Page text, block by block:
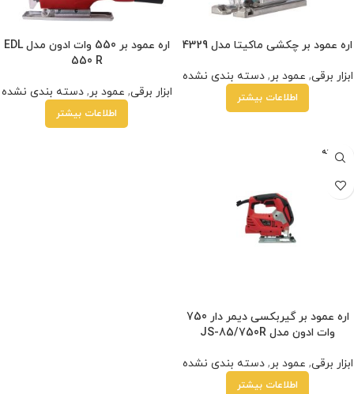
اره عمود بر چکشی ماکیتا مدل 4329
ابزار برقی, عمود بر,دسته بندی نشده
اطلاعات بیشتر
اره عمود بر 550 وات ادون مدل EDL
550 R
ابزار برقی, عمود بر,دسته بندی نشده
اطلاعات بیشتر
فروخته
شده
اره عمود بر گیربکسی دیمر دار 750
وات ادون مدل JS-85/750R
ابزار برقی, عمود بر,دسته بندی نشده
اطلاعات بیشتر